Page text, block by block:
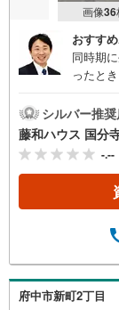
画像36
おすす
同時期
ったと
の「こ
シルバー推
藤和ハウス 国分
-.--
府中市新町2丁目